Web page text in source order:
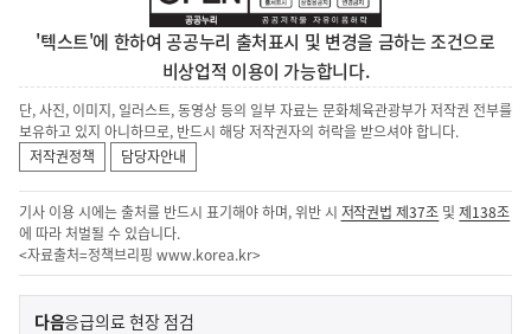
'텍스트'에 한하여 공공누리 출처표시 및 변경을 금하는 조건으로
비상업적 이용이 가능합니다.
단, 사진, 이미지, 일러스트, 동영상 등의 일부 자료는 문화체육관광부가 저작권 전부를
보유하고 있지 아니하므로, 반드시 해당 저작권자의 허락을 받으셔야 합니다.
저작권정책
담당자안내
기사 이용 시에는 출처를 반드시 표기해야 하며, 위반 시 저작권법 제37조 및제138조
에 따라 처벌될 수 있습니다.
<자료출처=정책브리핑 www.korea.kr>
이다음기
응급의료 현장 점검